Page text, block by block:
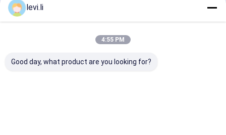
Cetakan Injeksi Plastik Kustom
Kategori Kami
levi.li
4:55 PM
Good day, what product are you looking for?